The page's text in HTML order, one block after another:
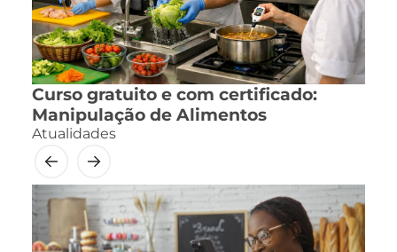
Curso gratuito e com certificado:
Manipulação de Alimentos
Atualidades